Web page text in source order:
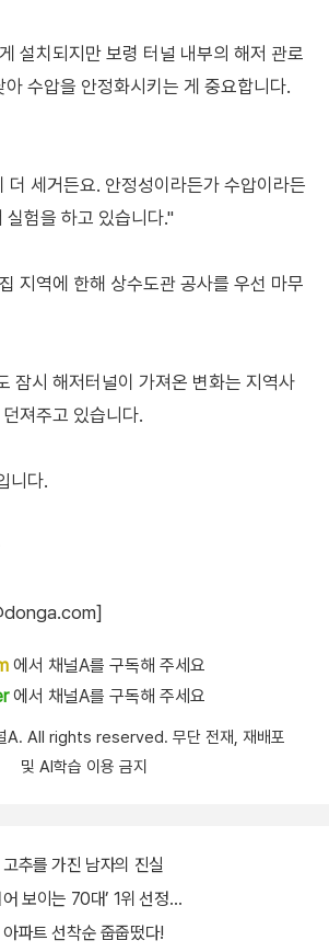
설치되지만 보령 터널 내부의 해저 관로
수압을 안정화시키는 게 중요합니다.
더 세거든요. 안정성이라든가 수압이라든
실험을 하고 있습니다."
지역에 한해 상수도관 공사를 우선 마무
잠시 해저터널이 가져온 변화는 지역사
져주고 있습니다.
니다.
에서 채널A를 구독해 주세요
에서 채널A를 구독해 주세요
All rights reserved. 무단 전재, 재배포
및 AI학습 이용 금지